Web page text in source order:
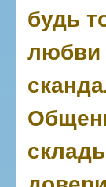
будь
любви